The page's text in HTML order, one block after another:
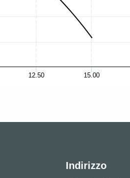
12.50 15.00
Indirizzo